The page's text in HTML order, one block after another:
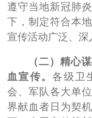
遵守当地新冠肺
下，制定符合本
宣传活动广泛、深
（二）精心
血宣传。各级卫
会、军队各大单
界献血者日为契